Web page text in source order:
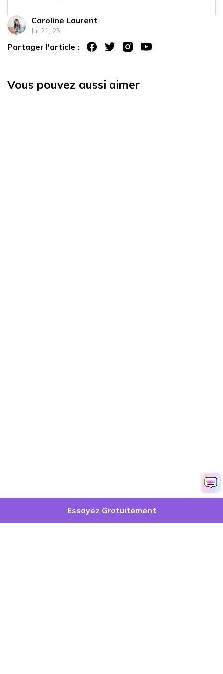
Caroline Laurent
Jul 21, 25
Partager l'article :
Vous pouvez aussi aimer
Essayez Gratuitement